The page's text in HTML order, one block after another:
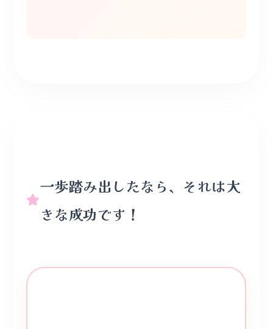
一歩踏み出したなら、それは大
きな成功です！